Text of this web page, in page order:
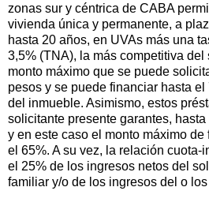
zonas sur y céntrica de CABA
vivienda única y permanente, a
hasta 20 años, en UVAs más una
3,5% (TNA), la más competitiva del
monto máximo que se puede
pesos y se puede financiar hasta
del inmueble. Asimismo, estos
solicitante presente garantes,
y en este caso el monto máximo
el 65%. A su vez, la relación cuota-
el 25% de los ingresos netos del
familiar y/o de los ingresos del o